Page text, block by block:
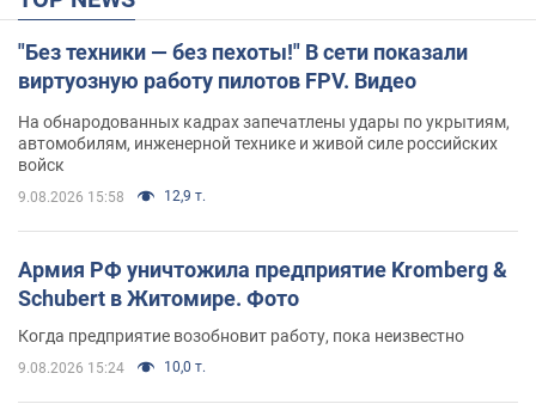
"Без техники — без пехоты!" В сети показали
виртуозную работу пилотов FPV. Видео
На обнародованных кадрах запечатлены удары по укрытиям,
автомобилям, инженерной технике и живой силе российских
войск
9.08.2026 15:58 12,9 т.
Армия РФ уничтожила предприятие Kromberg &
Schubert в Житомире. Фото
Когда предприятие возобновит работу, пока неизвестно
9.08.2026 15:24 10,0 т.